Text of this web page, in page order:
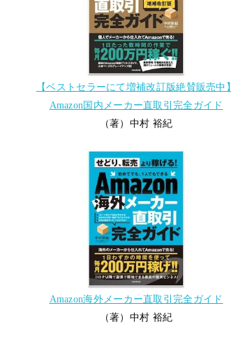
【ベストセラーにて増補改訂版絶賛販売中】
Amazon国内メーカー直取引完全ガイド
（著）中村 裕紀
Amazon海外メーカー直取引完全ガイド
（著）中村 裕紀